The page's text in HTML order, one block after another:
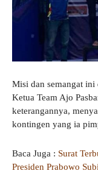
​Misi dan semangat
Ketua Team Ajo
keterangannya,
kontingen yang ia
Baca Juga : Surat
Presiden Prabowo